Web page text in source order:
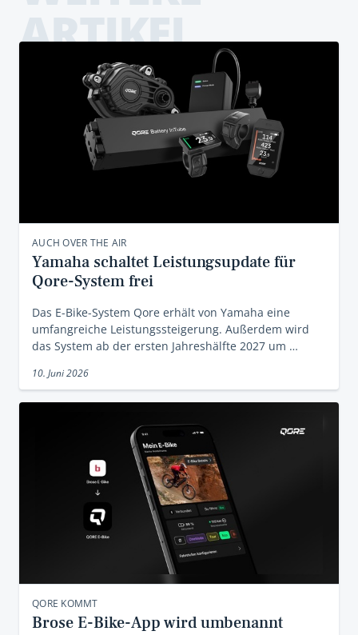
ARTIKEL
AUCH OVER THE AIR
Yamaha schaltet Leistungsupdate für
Qore-System frei
Das E-Bike-System Qore erhält von Yamaha eine
umfangreiche Leistungssteigerung. Außerdem wird
das System ab der ersten Jahreshälfte 2027 um …
10. Juni 2026
QORE KOMMT
Brose E-Bike-App wird umbenannt